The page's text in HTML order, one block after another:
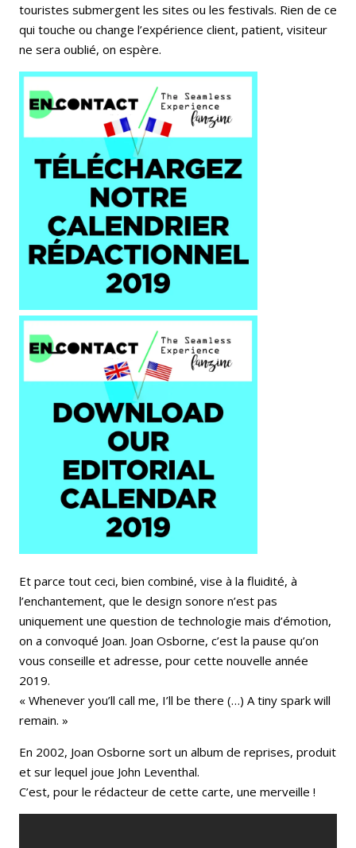
touristes submergent les sites ou les festivals. Rien de ce
qui touche ou change l’expérience client, patient, visiteur
ne sera oublié, on espère.
Et parce tout ceci, bien combiné, vise à la fluidité, à
l’enchantement, que le design sonore n’est pas
uniquement une question de technologie mais d’émotion,
on a convoqué Joan. Joan Osborne, c’est la pause qu’on
vous conseille et adresse, pour cette nouvelle année
2019.
« Whenever you’ll call me, I’ll be there (…) A tiny spark will
remain. »
En 2002, Joan Osborne sort un album de reprises, produit
et sur lequel joue John Leventhal.
C’est, pour le rédacteur de cette carte, une merveille !